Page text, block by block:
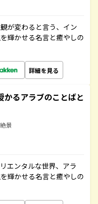
が変わると言う、イン
輝かせる名言と癒やしの
詳細を見る
かるアラブのことばと
景
エンタルな世界、アラ
輝かせる名言と癒やしの